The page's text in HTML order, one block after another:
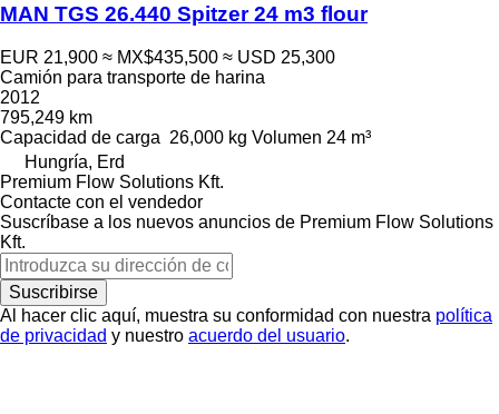
MAN TGS 26.440 Spitzer 24 m3 flour
EUR 21,900 ≈ MX$435,500 ≈ USD 25,300
Camión para transporte de harina
2012
795,249 km
Capacidad de carga 26,000 kg Volumen 24 m³
Hungría, Erd
Premium Flow Solutions Kft.
Contacte con el vendedor
Suscríbase a los nuevos anuncios de Premium Flow Solutions
Kft.
Suscribirse
Al hacer clic aquí, muestra su conformidad con nuestra política
de privacidad y nuestro acuerdo del usuario.